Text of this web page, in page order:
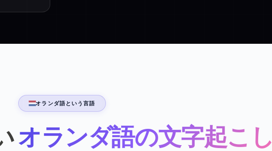
オランダ語という言語
オランダ語の文字起こし